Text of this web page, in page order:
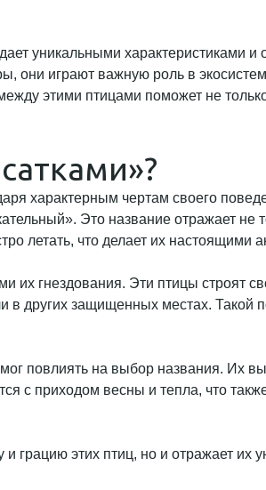
уникальными характеристиками
они играют важную роль в
этими птицами поможет не
характерным чертам своего
Это название отражает не
летать, что делает их настоящими
их гнездования. Эти птицы
других защищенных местах. Такой
повлиять на выбор названия. Их
с приходом весны и тепла, что
грацию этих птиц, но и отражает